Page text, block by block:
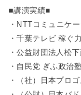
■講演実績■
・NTTコミュニケ
・千葉テレビ 稼ぐ
・公益財団法人松
・自民党 ぎふ政治
・（社）日本プロ